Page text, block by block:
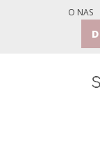
O NAS